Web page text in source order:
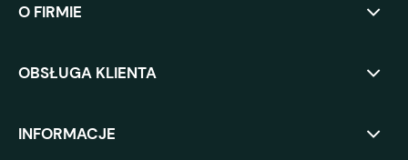
O FIRMIE
OBSŁUGA KLIENTA
INFORMACJE